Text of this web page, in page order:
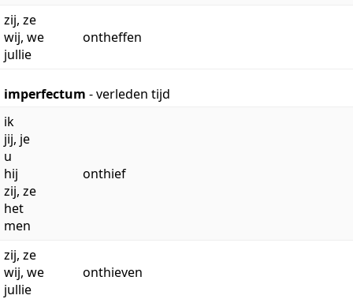
zij, ze
wij, we
jullie
ontheffen
imperfectum - verleden tijd
ik
jij, je
u
hij
zij, ze
het
men
onthief
zij, ze
wij, we
jullie
onthieven